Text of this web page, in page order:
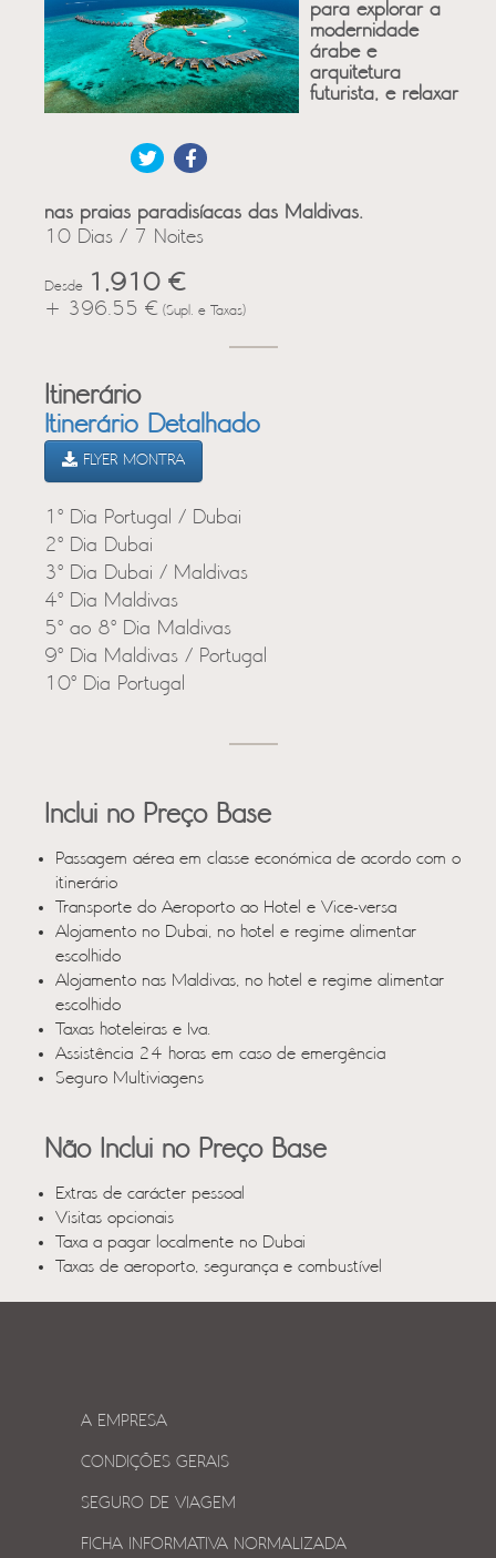
para explorar a
modernidade
árabe e
arquitetura
futurista, e relaxar
nas praias paradisíacas das Maldivas.
10 Dias / 7 Noites
Desde 1,910 €
+ 396.55 € (Supl. e Taxas)
Itinerário
Itinerário Detalhado
FLYER MONTRA
1º Dia Portugal / Dubai
2º Dia Dubai
3º Dia Dubai / Maldivas
4º Dia Maldivas
5º ao 8º Dia Maldivas
9º Dia Maldivas / Portugal
10º Dia Portugal
Inclui no Preço Base
Passagem aérea em classe económica de acordo com o
itinerário
Transporte do Aeroporto ao Hotel e Vice-versa
Alojamento no Dubai, no hotel e regime alimentar
escolhido
Alojamento nas Maldivas, no hotel e regime alimentar
escolhido
Taxas hoteleiras e Iva.
Assistência 24 horas em caso de emergência
Seguro Multiviagens
Não Inclui no Preço Base
Extras de carácter pessoal
Visitas opcionais
Taxa a pagar localmente no Dubai
Taxas de aeroporto, segurança e combustível
A EMPRESA
CONDIÇÕES GERAIS
SEGURO DE VIAGEM
FICHA INFORMATIVA NORMALIZADA